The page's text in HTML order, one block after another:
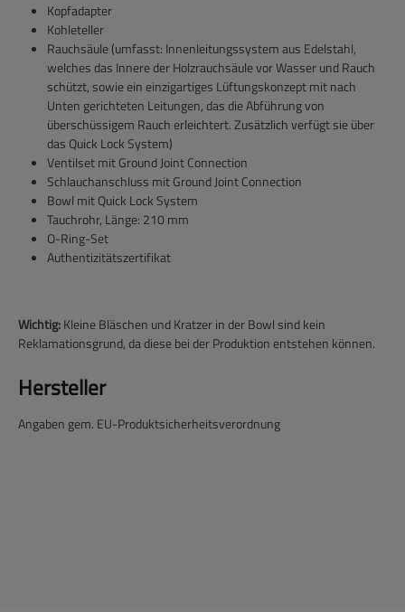
Kopfadapter
Kohleteller
Rauchsäule (umfasst: Innenleitungssystem aus Edelstahl,
welches das Innere der Holzrauchsäule vor Wasser und Rauch
schützt, sowie ein einzigartiges Lüftungskonzept mit nach
Unten gerichteten Leitungen, das die Abführung von
überschüssigem Rauch erleichtert. Zusätzlich verfügt sie über
das Quick Lock System)
Ventilset mit Ground Joint Connection
Schlauchanschluss mit Ground Joint Connection
Bowl mit Quick Lock System
Tauchrohr, Länge: 210 mm
O-Ring-Set
Authentizitätszertifikat
Wichtig:Kleine Bläschen und Kratzer in der Bowl sind kein
Reklamationsgrund, da diese bei der Produktion entstehen können.
Hersteller
Angaben gem. EU-Produktsicherheitsverordnung